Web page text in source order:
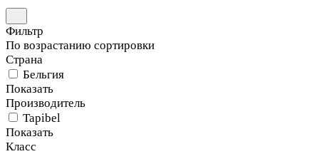
Фильтр
По возрастанию сортировки
Страна
Бельгия
Показать
Производитель
Tapibel
Показать
Класс